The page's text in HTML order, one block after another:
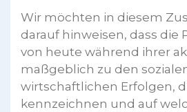
Wir möchten in diesem
darauf hinweisen, dass die
von heute während ihrer
maßgeblich zu den
wirtschaftlichen Erfolgen,
kennzeichnen und auf